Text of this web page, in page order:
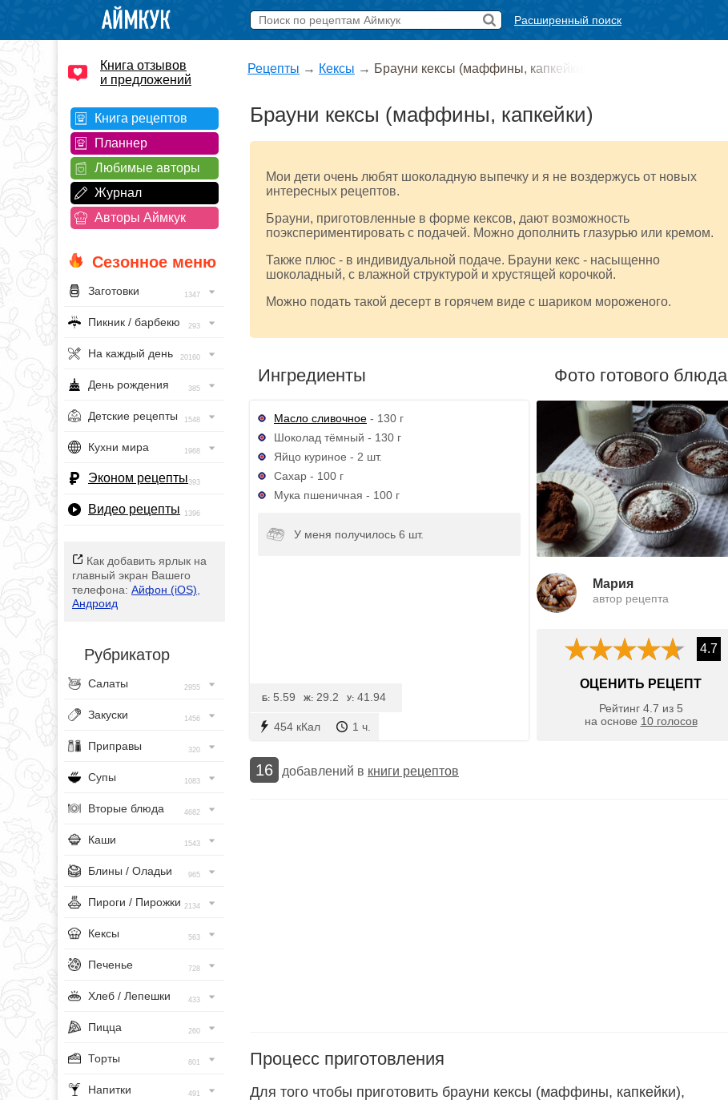
Расширенный поиск
Книга отзывов
и предложений
Книга рецептов
Планнер
Любимые авторы
Журнал
Авторы Аймкук
Сезонное меню
Заготовки 1347
Пикник / барбекю 293
На каждый день 20160
День рождения 385
Детские рецепты 1548
Кухни мира 1968
Эконом рецепты393
Видео рецепты 1396
Как добавить ярлык на
главный экран Вашего
телефона: Айфон (iOS)
Андроид
Рубрикатор
Салаты 2955
Закуски 1456
Приправы 320
Супы 1083
Вторые блюда 4682
Каши 1543
Блины / Оладьи 965
Пироги / Пирожки 2134
Кексы 563
Печенье 728
Хлеб / Лепешки 433
Пицца 260
Торты 801
Напитки 491
Рецепты → Кексы → Брауни кексы (маффины, капкейки)
Брауни кексы (маффины, капкейки)
Мои дети очень любят шоколадную выпечку и я не воздержусь от новых
интересных рецептов.
Брауни, приготовленные в форме кексов, дают возможность
поэкспериментировать с подачей. Можно дополнить глазурью или кремом.
Также плюс - в индивидуальной подаче. Брауни кекс - насыщенно
шоколадный, с влажной структурой и хрустящей корочкой.
Можно подать такой десерт в горячем виде с шариком мороженого.
Ингредиенты
Масло сливочное - 130 г
Шоколад тёмный - 130 г
Яйцо куриное - 2 шт.
Сахар - 100 г
Мука пшеничная - 100 г
У меня получилось 6 шт.
454 кКал 1 ч.
Б: 5.59 Ж: 29.2 У: 41.94
Фото готового блюда
Мария
автор рецепта
4.7
ОЦЕНИТЬ РЕЦЕПТ
Рейтинг 4.7 из 5
на основе 10голосов
16 добавлений в книги рецептов
Процесс приготовления
Для того чтобы приготовить брауни кексы (маффины, капкейки),